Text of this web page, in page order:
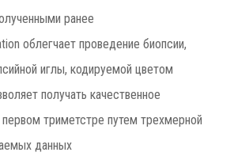
ранее
облегчает проведение биопсии,
иглы, кодируемой цветом
получать качественное
триметстре путем трехмерной
данных